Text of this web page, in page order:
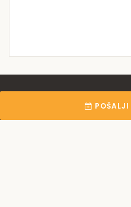
Imate pitanja? Trebate